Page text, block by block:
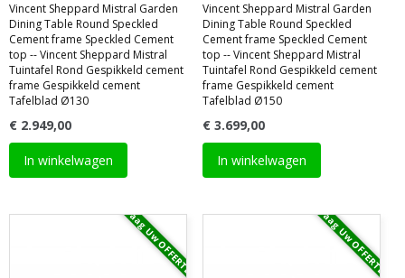
Vincent Sheppard Mistral Garden
Dining Table Round Speckled
Cement frame Speckled Cement
top -- Vincent Sheppard Mistral
Tuintafel Rond Gespikkeld cement
frame Gespikkeld cement
Tafelblad Ø130
€ 2.949,00
In winkelwagen
Vincent Sheppard Mistral Garden
Dining Table Round Speckled
Cement frame Speckled Cement
top -- Vincent Sheppard Mistral
Tuintafel Rond Gespikkeld cement
frame Gespikkeld cement
Tafelblad Ø150
€ 3.699,00
In winkelwagen
Vraag Uw OFFERTE Vraag Uw OFFERTE